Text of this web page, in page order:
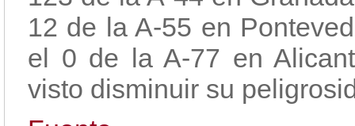
12 de la A-55 en
el 0 de la A-77 en
visto disminuir su